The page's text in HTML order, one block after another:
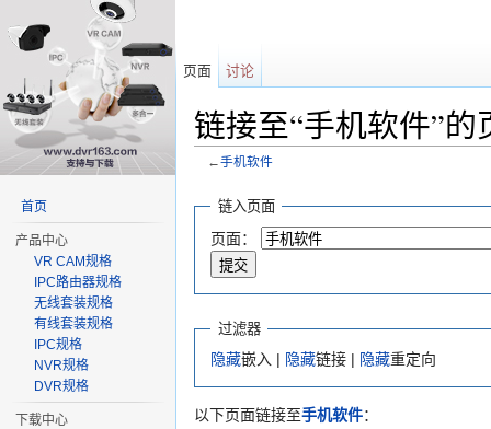
链接至“手机软件”的
←手机软件
链入页面
页面：
过滤器
隐藏嵌入 | 隐藏链接 | 隐藏重定向
以下页面链接至手机软件：
页面 讨论
首页
产品中心
VR CAM规格
IPC路由器规格
无线套装规格
有线套装规格
IPC规格
NVR规格
DVR规格
下载中心